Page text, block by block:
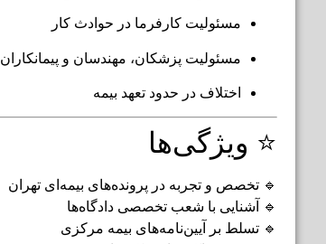
مسئولیت کارفرما در حوادث کار
مسئولیت پزشکان، مهندسان و پیمانکاران
اختلاف در حدود تعهد بیمه
⭐ ویژگی‌ها
🔹 تخصص و تجربه در پرونده‌های بیمه‌ای تهران
🔹 آشنایی با شعب تخصصی دادگاه‌ها
🔹 تسلط بر آیین‌نامه‌های بیمه مرکزی